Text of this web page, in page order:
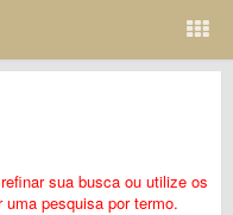
sua busca ou utilize os
pesquisa por termo.